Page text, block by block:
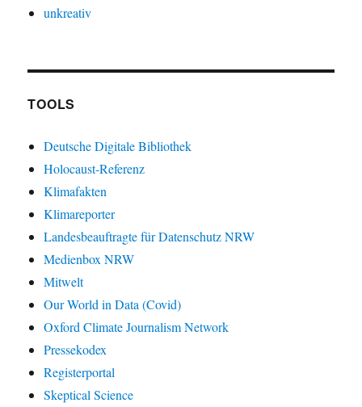
unkreativ
TOOLS
Deutsche Digitale Bibliothek
Holocaust-Referenz
Klimafakten
Klimareporter
Landesbeauftragte für Datenschutz NRW
Medienbox NRW
Mitwelt
Our World in Data (Covid)
Oxford Climate Journalism Network
Pressekodex
Registerportal
Skeptical Science